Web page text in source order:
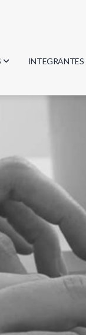
INTEGRANTES
Investigadores